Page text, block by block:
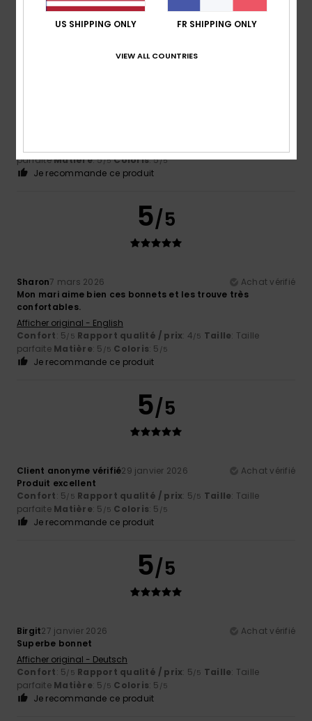
parfaiteMatière: 5/5 Coloris: 5/5
Je recommande ce produit
5/5
Sharon7 mars 2026
Achat vérifié
Mon mari aime bien ces bonnets et les trouve très
confortables.
Afficher original - English
Confort: 5/5 Rapport qualité / prix: 4/5 Taille: Taille
parfaite Matière: 5 /5 Coloris: 5 /5
Je recommande ce produit
5/5
Client anonyme vérifié29 janvier 2026
Achat vérifié
Produit excellent
Confort: 5/5 Rapport qualité / prix: 5/5 Taille: Taille
parfaite Matière: 5 /5 Coloris: 5 /5
Je recommande ce produit
5/5
Birgit27 janvier 2026
Achat vérifié
Superbe bonnet
Afficher original - Deutsch
Confort: 5/5 Rapport qualité / prix: 5/5 Taille: Taille
parfaite Matière: 5 /5 Coloris: 5 /5
Je recommande ce produit
US SHIPPING ONLY FR SHIPPING ONLY
VIEW ALL COUNTRIES